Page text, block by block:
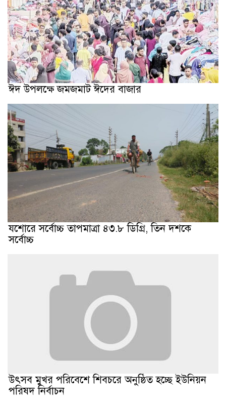
ঈদ উপলক্ষে জমজমাট ঈদের বাজার
যশোরে সর্বোচ্চ তাপমাত্রা ৪৩.৮ ডিগ্রি, তিন দশকে
সর্বোচ্চ
উৎসব মুখর পরিবেশে শিবচরে অনুষ্ঠিত হচ্ছে ইউনিয়ন
পরিষদ নির্বাচন